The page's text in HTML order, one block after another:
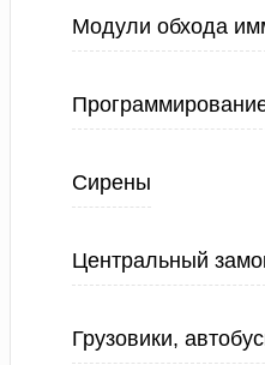
Модули обхода
Сирены
Центральный
Грузовики,